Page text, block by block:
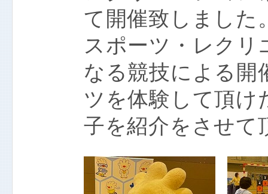
て開催致しました
スポーツ・レク
なる競技による開
ツを体験して頂け
子を紹介をさせて